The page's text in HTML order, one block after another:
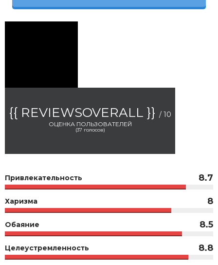
{{ REVIEWSOVERALL }} / 10
ОЦЕНКА ПОЛЬЗОВАТЕЛЕЙ
(37 голосов)
Привлекательность 8.7
Харизма 8
Обаяние 8.5
Целеустремленность 8.8